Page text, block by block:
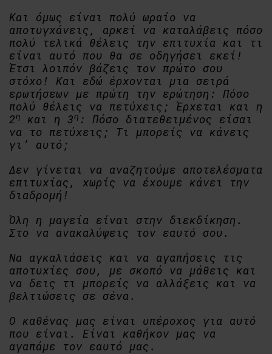
Και όμως είναι πολύ ωραίο να
αποτυγχάνεις, αρκεί να καταλάβεις πόσο
πολύ τελικά θέλεις την επιτυχία και τι
είναι αυτό που θα σε οδηγήσει εκεί!
Έτσι λοιπόν βάζεις τον πρώτο σου
στόχο! Και εδώ έρχονται μια σειρά
ερωτήσεων με πρώτη την ερώτηση: Πόσο
πολύ θέλεις να πετύχεις; Έρχεται και η
2η και η 3η : Πόσο διατεθειμένος είσαι
να το πετύχεις; Τι μπορείς να κάνεις
γι’ αυτό;
Δεν γίνεται να αναζητούμε αποτελέσματα
επιτυχίας, χωρίς να έχουμε κάνει την
διαδρομή!
Όλη η μαγεία είναι στην διεκδίκηση.
Στο να ανακαλύψεις τον εαυτό σου.
Να αγκαλιάσεις και να αγαπήσεις τις
αποτυχίες σου, με σκοπό να μάθεις και
να δεις τι μπορείς να αλλάξεις και να
βελτιώσεις σε σένα.
Ο καθένας μας είναι υπέροχος για αυτό
που είναι. Είναι καθήκον μας να
αγαπάμε τον εαυτό μας.